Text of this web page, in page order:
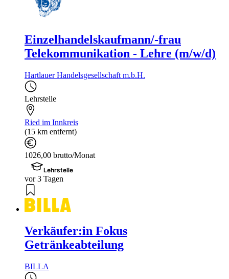
Einzelhandelskaufmann/-frau
Telekommunikation - Lehre (m/w/d)
Hartlauer Handelsgesellschaft m.b.H.
Lehrstelle
Ried im Innkreis
(15 km entfernt)
1026,00 brutto/Monat
Lehrstelle
vor 3 Tagen
Verkäufer:in Fokus
Getränkeabteilung
BILLA